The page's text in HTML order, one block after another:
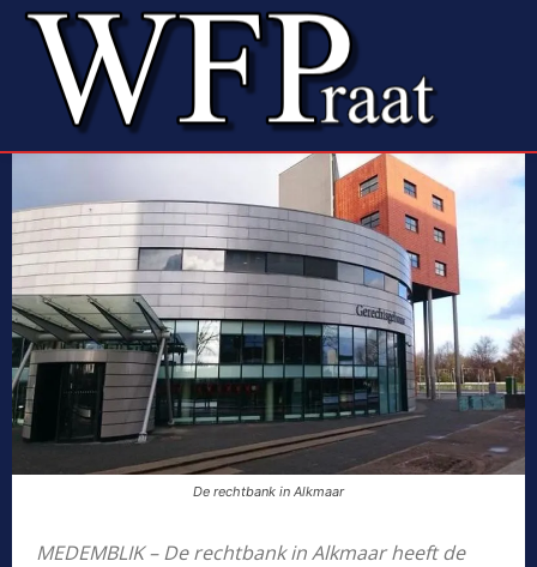
De rechtbank in Alkmaar
MEDEMBLIK – De rechtbank in Alkmaar heeft de